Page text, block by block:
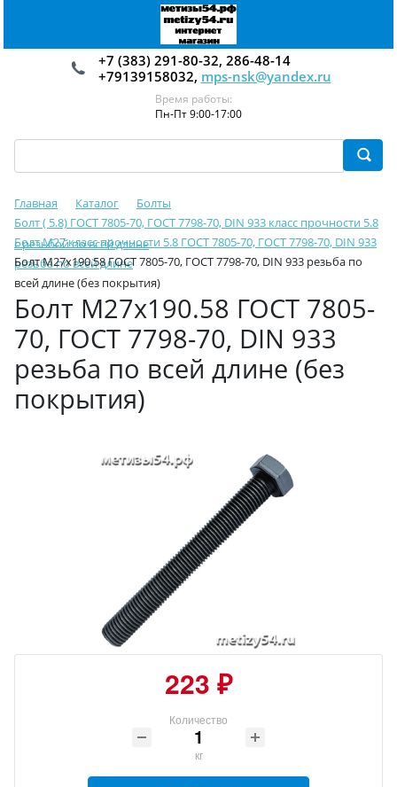
+7 (383) 291-80-32, 286-48-14
+79139158032, mps-nsk@yandex.ru
Время работы:
Пн-Пт 9:00-17:00
Главная Каталог
Болты
Болт ( 5.8) ГОСТ 7805-70, ГОСТ 7798-70, DIN 933 класс прочности 5.8
с резьбой по всей длине
Болт М27 класс прочности 5.8 ГОСТ 7805-70, ГОСТ 7798-70, DIN 933
резьба по всей длине
Болт М27х190.58 ГОСТ 7805-70, ГОСТ 7798-70, DIN 933 резьба по
всей длине (без покрытия)
Болт М27х190.58 ГОСТ 7805-
70, ГОСТ 7798-70, DIN 933
резьба по всей длине (без
покрытия)
223 ₽
Количество
кг